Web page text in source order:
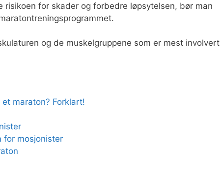
risikoen for skader og forbedre løpsytelsen, bør man
og de muskelgruppene som er mest
maraton? Forklart!
for mosjonister